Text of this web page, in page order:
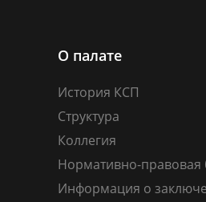
О палате
История КСП
Структура
Коллегия
Нормативно-правовая
Информация о